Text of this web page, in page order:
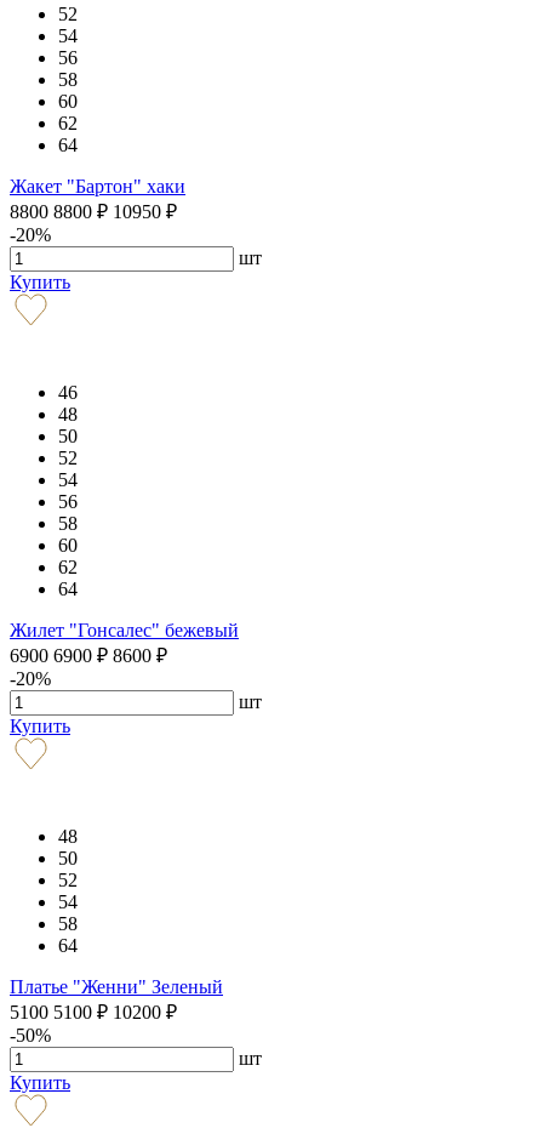
52
54
56
58
60
62
64
Жакет "Бартон" хаки
8800 8800 ₽ 10950 ₽
-20%
шт
Купить
46
48
50
52
54
56
58
60
62
64
Жилет "Гонсалес" бежевый
6900 6900 ₽ 8600 ₽
-20%
шт
Купить
48
50
52
54
58
64
Платье "Женни" Зеленый
5100 5100 ₽ 10200 ₽
-50%
шт
Купить